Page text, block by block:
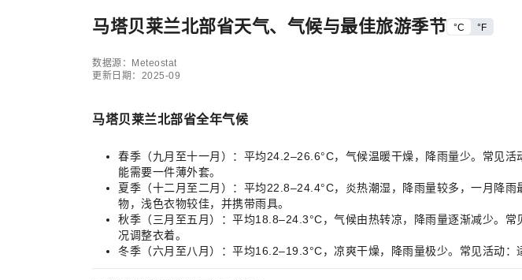
马塔贝莱兰北部省天气、气候与最佳旅游季节 °C °F
数据源：Meteostat
更新日期：2025-09
马塔贝莱兰北部省全年气候
春季（九月至十一月）：平均24.2–26.6°C，气候温暖干燥，降雨量少。常见
能需要一件薄外套。
夏季（十二月至二月）：平均22.8–24.4°C，炎热潮湿，降雨量较多，一月降
物，浅色衣物较佳，并携带雨具。
秋季（三月至五月）：平均18.8–24.3°C，气候由热转凉，降雨量逐渐减少。
况调整衣着。
冬季（六月至八月）：平均16.2–19.3°C，凉爽干燥，降雨量极少。常见活动